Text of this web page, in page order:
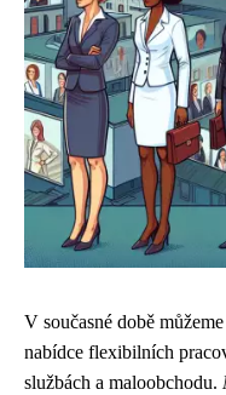
V současné době
nabídce flexibilních
službách a maloobchodu.